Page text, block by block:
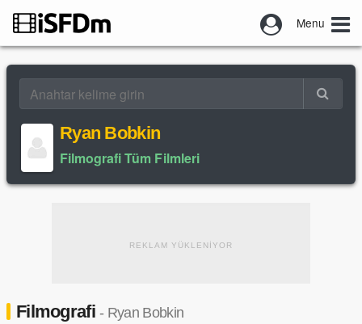
Menu
Ryan Bobkin
Filmografi Tüm Filmleri
REKLAM YÜKLENİYOR
Filmografi- Ryan Bobkin